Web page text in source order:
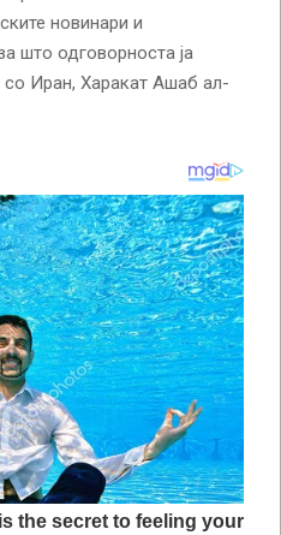
новинари и
што одговорноста ја
со Иран, Харакат Ашаб ал-